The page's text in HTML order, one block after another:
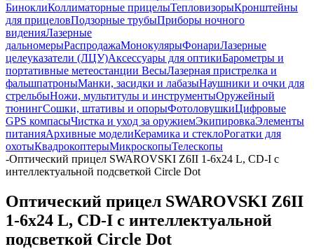
БиноклиКоллиматорные прицелыТепловизорыКронштейны
для прицеловПодзорные трубыПриборы ночного
виденияЛазерные
дальномерыРаспродажаМонокулярыФонариЛазерные
целеуказатели (ЛЦУ)Аксессуары для оптикиБарометры и
портативные метеостанции ВесыЛазерная пристрелка и
фальшпатроныМанки, засидки и лабазыНаушники и очки для
стрельбыНожи, мультитулы и инструментыОружейный
тюнингСошки, штативы и опорыФотоловушкиЦифровые
GPS компасыЧистка и уход за оружиемЭкипировкаЭлементы
питанияАрхивные моделиКерамика и стеклоРогатки для
охотыКвадрокоптерыМикроскопыТелескопы
-Оптический прицел SWAROVSKI Z6II 1-6x24 L, CD-I с
интеллектуальной подсветкой Circle Dot
Оптический прицел SWAROVSKI Z6II
1-6x24 L, CD-I с интеллектуальной
подсветкой Circle Dot